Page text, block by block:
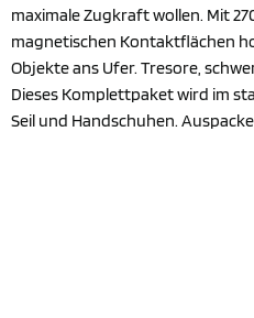
maximale Zugkraft wollen. Mit
magnetischen Kontaktflächen
Objekte ans Ufer. Tresore,
Dieses Komplettpaket wird im
Seil und Handschuhen.